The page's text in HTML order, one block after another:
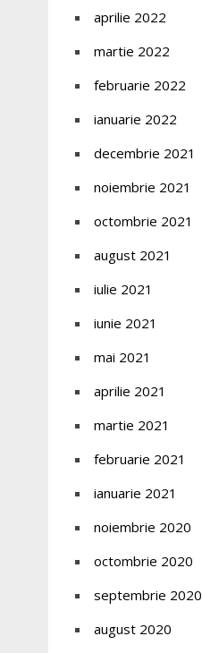
aprilie 2022
martie 2022
februarie 2022
ianuarie 2022
decembrie 2021
noiembrie 2021
octombrie 2021
august 2021
iulie 2021
iunie 2021
mai 2021
aprilie 2021
martie 2021
februarie 2021
ianuarie 2021
noiembrie 2020
octombrie 2020
septembrie 2020
august 2020